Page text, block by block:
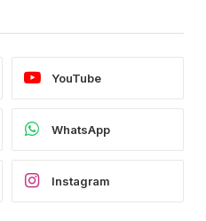
YouTube
WhatsApp
Instagram